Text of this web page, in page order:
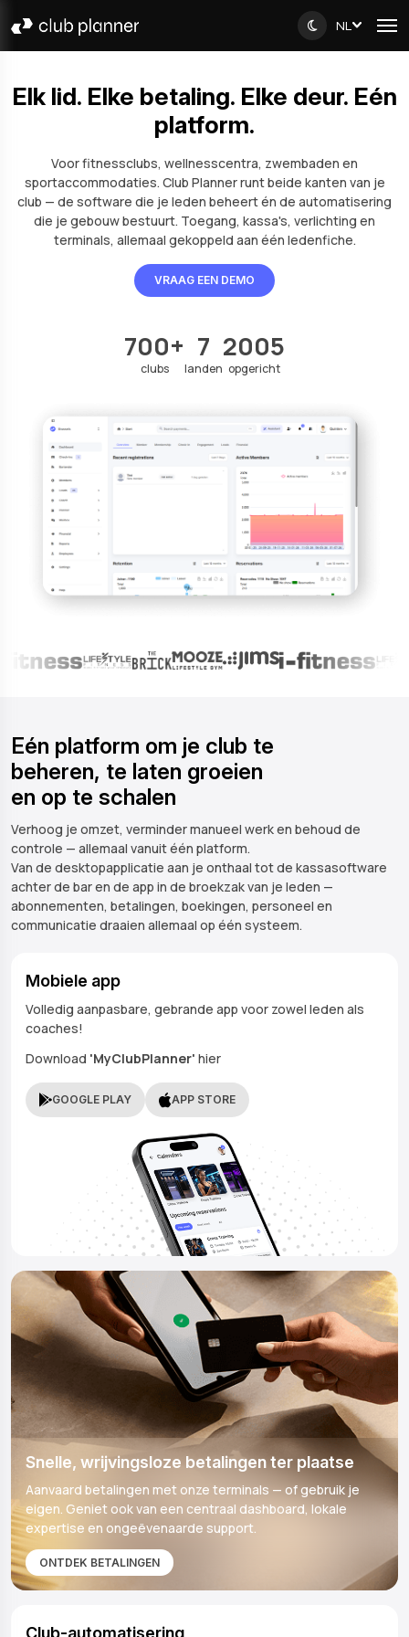
NL
Elk lid. Elke betaling. Elke deur. Eén
platform.
Voor fitnessclubs, wellnesscentra, zwembaden en
sportaccommodaties. Club Planner runt beide kanten van je
club — de software die je leden beheert én de automatisering
die je gebouw bestuurt. Toegang, kassa's, verlichting en
terminals, allemaal gekoppeld aan één ledenfiche.
VRAAG EEN DEMO
700+
clubs
7
landen
2005
opgericht
Eén platform om je club te
beheren, te laten groeien
en op te schalen
Verhoog je omzet, verminder manueel werk en behoud de
controle — allemaal vanuit één platform.
Van de desktopapplicatie aan je onthaal tot de kassasoftware
achter de bar en de app in de broekzak van je leden —
abonnementen, betalingen, boekingen, personeel en
communicatie draaien allemaal op één systeem.
Mobiele app
Volledig aanpasbare, gebrande app voor zowel leden als
coaches!
Download 'MyClubPlanner' hier
GOOGLE PLAY APP STORE
Snelle, wrijvingsloze betalingen ter plaatse
Aanvaard betalingen met onze terminals — of gebruik je
eigen. Geniet ook van een centraal dashboard, lokale
expertise en ongeëvenaarde support.
ONTDEK BETALINGEN
Club-automatisering